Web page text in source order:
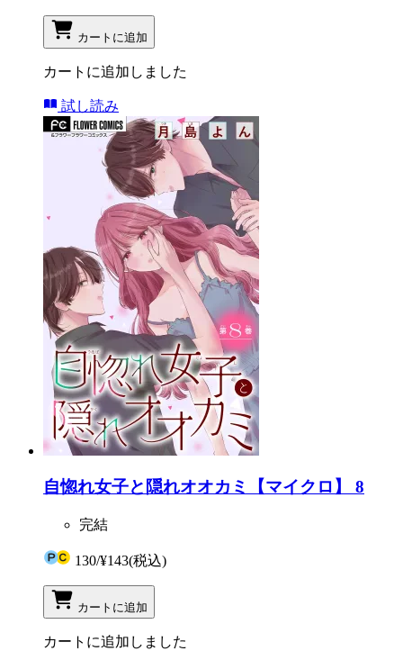
カートに追加
カートに追加しました
試し読み
自惚れ女子と隠れオオカミ【マイクロ】 8
完結
130/¥143(税込)
カートに追加
カートに追加しました